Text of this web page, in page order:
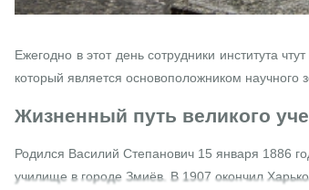
Ежегодно в этот день сотрудники института
который является основоположником научного
Жизненный путь великого
Родился Василий Степанович 15 января 1886
училище в городе Змиёв. В 1907 окончил